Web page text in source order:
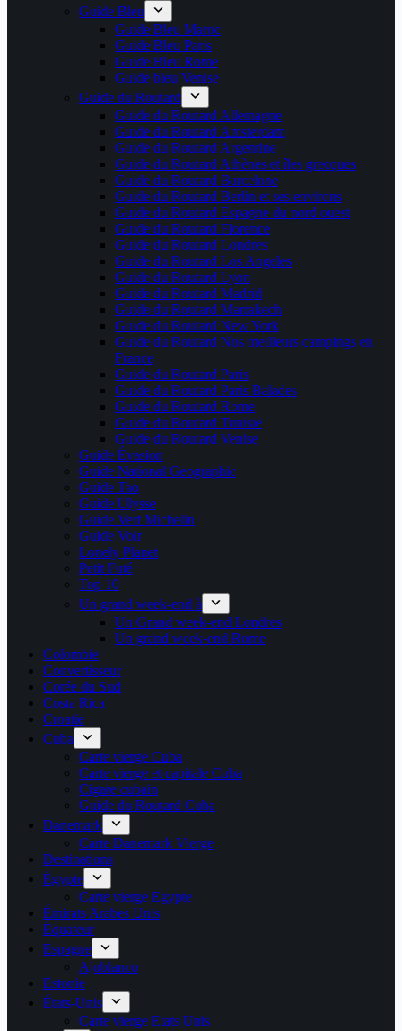
Guide Bleu
Guide Bleu Maroc
Guide Bleu Paris
Guide Bleu Rome
Guide bleu Venise
Guide du Routard
Guide du Routard Allemagne
Guide du Routard Amsterdam
Guide du Routard Argentine
Guide du Routard Athènes et îles grecques
Guide du Routard Barcelone
Guide du Routard Berlin et ses environs
Guide du Routard Espagne du nord ouest
Guide du Routard Florence
Guide du Routard Londres
Guide du Routard Los Angeles
Guide du Routard Lyon
Guide du Routard Madrid
Guide du Routard Marrakech
Guide du Routard New York
Guide du Routard Nos meilleurs campings en
France
Guide du Routard Paris
Guide du Routard Paris Balades
Guide du Routard Rome
Guide du Routard Tunisie
Guide du Routard Venise
Guide Évasion
Guide National Geographic
Guide Tao
Guide Ulysse
Guide Vert Michelin
Guide Voir
Lonely Planet
Petit Futé
Top 10
Un grand week-end à
Un Grand week-end Londres
Un grand week-end Rome
Colombie
Convertisseur
Corée du Sud
Costa Rica
Croatie
Cuba
Carte vierge Cuba
Carte vierge et capitale Cuba
Cigare cubain
Guide du Routard Cuba
Danemark
Carte Danemark Vierge
Destinations
Égypte
Carte vierge Egypte
Émirats Arabes Unis
Équateur
Espagne
Ajoblanco
Estonie
États-Unis
Carte vierge Etats Unis